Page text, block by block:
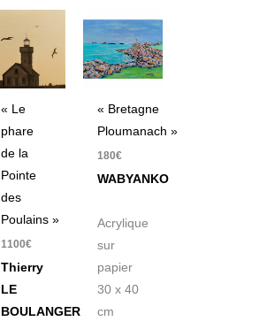
« Le
phare
de la
Pointe
des
Poulains »
1100€
Thierry
LE
BOULANGER
« Bretagne
Ploumanach »
180€
WABYANKO
Acrylique
sur
papier
30 x 40
cm